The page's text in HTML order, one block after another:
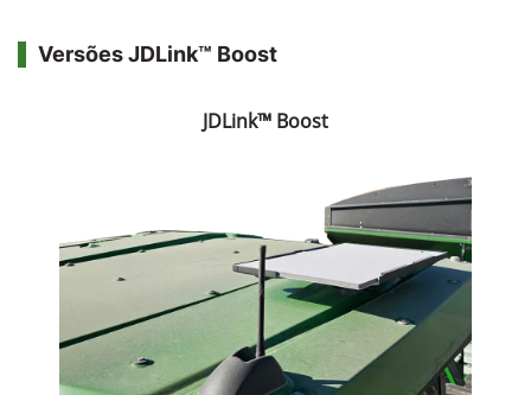
Versões JDLink™ Boost
JDLink™ Boost